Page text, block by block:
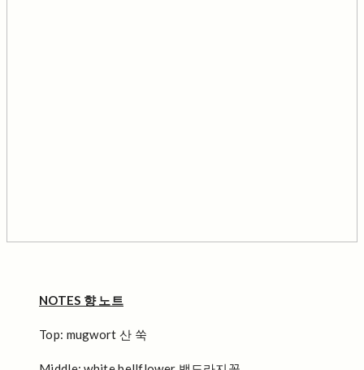
NOTES 향 노트
Top: mugwort 산 쑥